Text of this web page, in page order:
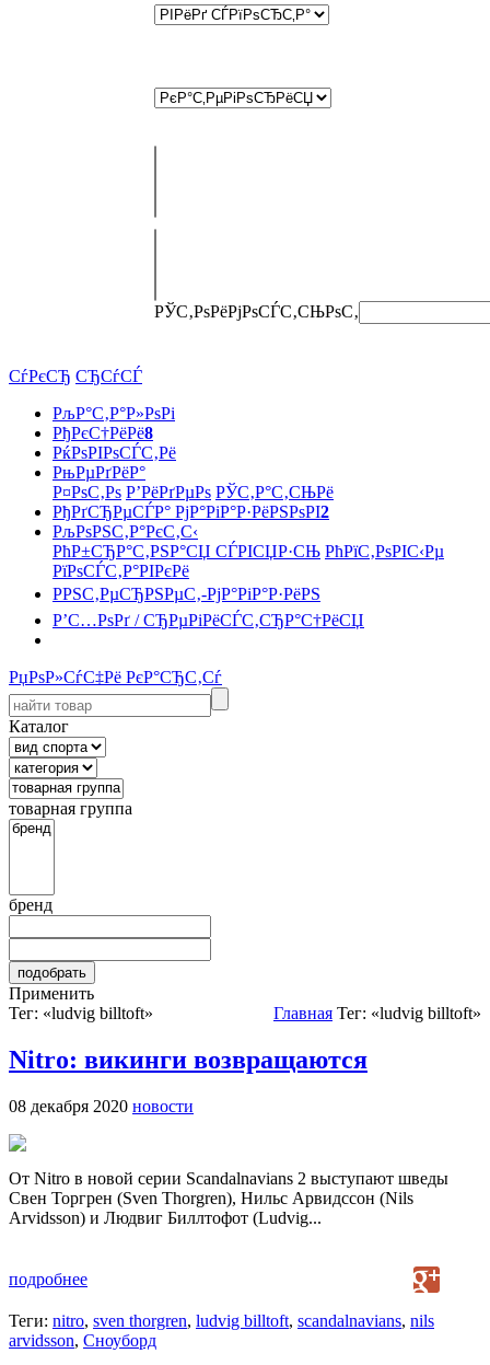
РЎС‚РѕРёРјРѕСЃС‚СЊРѕС‚
СѓРєСЂ СЂСѓСЃ
РљР°С‚Р°Р»РѕРі
РђРєС†РёРё8
РќРѕРІРѕСЃС‚Рё
РњРµРґРёР°
Р¤РѕС‚Рѕ Р’РёРґРµРѕ РЎС‚Р°С‚СЊРё
РђРґСЂРµСЃР° РјР°РіР°Р·РёРЅРѕРІ2
РљРѕРЅС‚Р°РєС‚С‹
РћР±СЂР°С‚РЅР°СЏ СЃРІСЏР·СЊ РћРїС‚РѕРІС‹Рµ
РїРѕСЃС‚Р°РІРєРё
РРЅС‚РµСЂРЅРµС‚-РјР°РіР°Р·РёРЅ
Р’С…РѕРґ / СЂРµРіРёСЃС‚СЂР°С†РёСЏ
РџРѕР»СѓС‡Рё РєР°СЂС‚Сѓ
Каталог
товарная группа
бренд
Применить
Тег: «ludvig billtoft»
Главная Тег: «ludvig billtoft»
Nitro: викинги возвращаются
08 декабря 2020 новости
От Nitro в новой серии Scandalnavians 2 выступают шведы
Свен Торгрен (Sven Thorgren), Нильс Арвидссон (Nils
Arvidsson) и Людвиг Биллтофот (Ludvig...
подробнее
Теги: nitro, sven thorgren, ludvig billtoft, scandalnavians, nils
arvidsson, Сноуборд